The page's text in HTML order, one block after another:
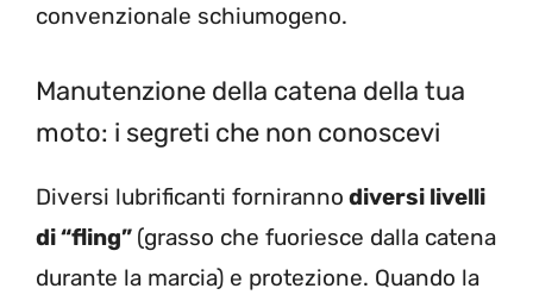
convenzionale schiumogeno.
Manutenzione della catena della tua
moto: i segreti che non conoscevi
Diversi lubrificanti forniranno diversi livelli
di “fling” (grasso che fuoriesce dalla catena
durante la marcia) e protezione. Quando la